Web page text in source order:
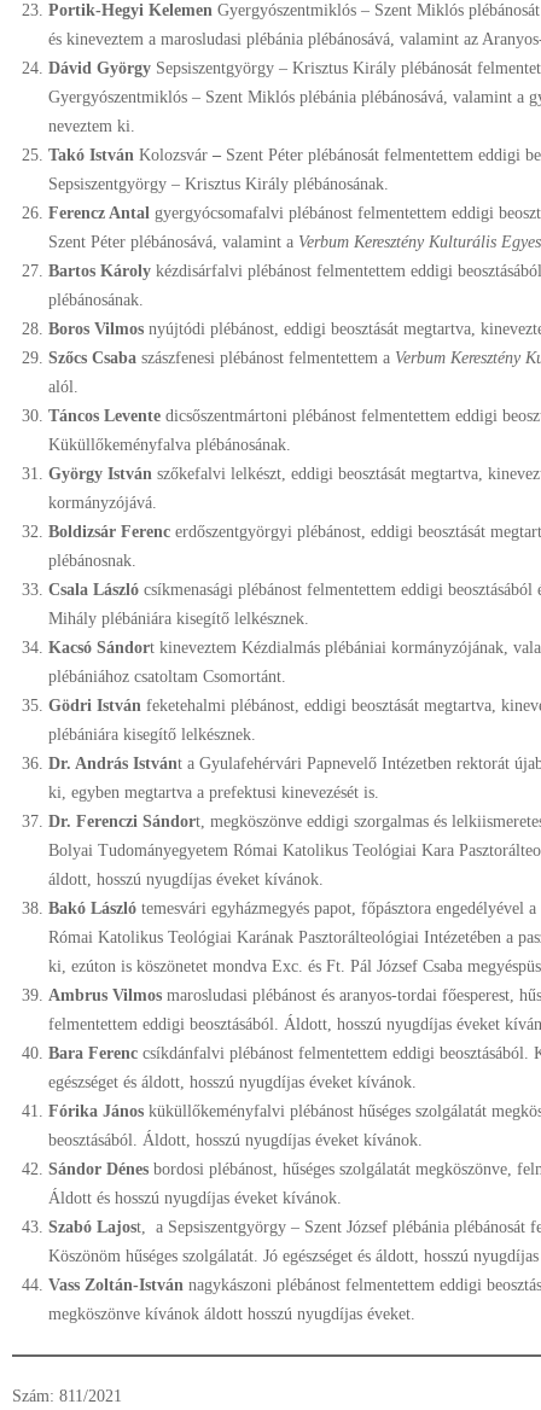
Portik-Hegyi Kelemen Gyergyószentmiklós – Szent Miklós
és kineveztem a marosludasi plébánia plébánosává, valamint az
Dávid György Sepsiszentgyörgy – Krisztus Király plébánosát
Gyergyószentmiklós – Szent Miklós plébánia plébánosává, valamint a
neveztem ki.
Takó István Kolozsvár – Szent Péter plébánosát felmentettem eddigi
Sepsiszentgyörgy – Krisztus Király plébánosának.
Ferencz Antal gyergyócsomafalvi plébánost felmentettem eddigi
Szent Péter plébánosává, valamint a Verbum Keresztény Kulturális
Bartos Károly kézdisárfalvi plébánost felmentettem eddigi
plébánosának.
Boros Vilmos nyújtódi plébánost, eddigi beosztását megtartva,
Szőcs Csaba szászfenesi plébánost felmentettem a Verbum Keresztény
alól.
Táncos Levente dicsőszentmártoni plébánost felmentettem eddigi
Küküllőkeményfalva plébánosának.
György István szőkefalvi lelkészt, eddigi beosztását megtartva,
kormányzójává.
Boldizsár Ferenc erdőszentgyörgyi plébánost, eddigi beosztását
plébánosnak.
Csala László csíkmenasági plébánost felmentettem eddigi
Mihály plébániára kisegítő lelkésznek.
Kacsó Sándort kineveztem Kézdialmás plébániai kormányzójának,
plébániához csatoltam Csomortánt.
Gödri István feketehalmi plébánost, eddigi beosztását megtartva,
plébániára kisegítő lelkésznek.
Dr. András Istvánt a Gyulafehérvári Papnevelő Intézetben rektorát
ki, egyben megtartva a prefektusi kinevezését is.
Dr. Ferenczi Sándort, megköszönve eddigi szorgalmas és
Bolyai Tudományegyetem Római Katolikus Teológiai Kara
áldott, hosszú nyugdíjas éveket kívánok.
Bakó László temesvári egyházmegyés papot, főpásztora engedélyével
Római Katolikus Teológiai Karának Pasztorálteológiai Intézetében a
ki, ezúton is köszönetet mondva Exc. és Ft. Pál József Csaba
Ambrus Vilmos marosludasi plébánost és aranyos-tordai főesperest,
felmentettem eddigi beosztásából. Áldott, hosszú nyugdíjas éveket
Bara Ferenc csíkdánfalvi plébánost felmentettem eddigi beosztásából.
egészséget és áldott, hosszú nyugdíjas éveket kívánok.
Fórika János küküllőkeményfalvi plébánost hűséges szolgálatát
beosztásából. Áldott, hosszú nyugdíjas éveket kívánok.
Sándor Dénes bordosi plébánost, hűséges szolgálatát megköszönve,
Áldott és hosszú nyugdíjas éveket kívánok.
Szabó Lajost, a Sepsiszentgyörgy – Szent József plébánia plébánosát
Köszönöm hűséges szolgálatát. Jó egészséget és áldott, hosszú
Vass Zoltán-István nagykászoni plébánost felmentettem eddigi
megköszönve kívánok áldott hosszú nyugdíjas éveket.
Szám: 811/2021